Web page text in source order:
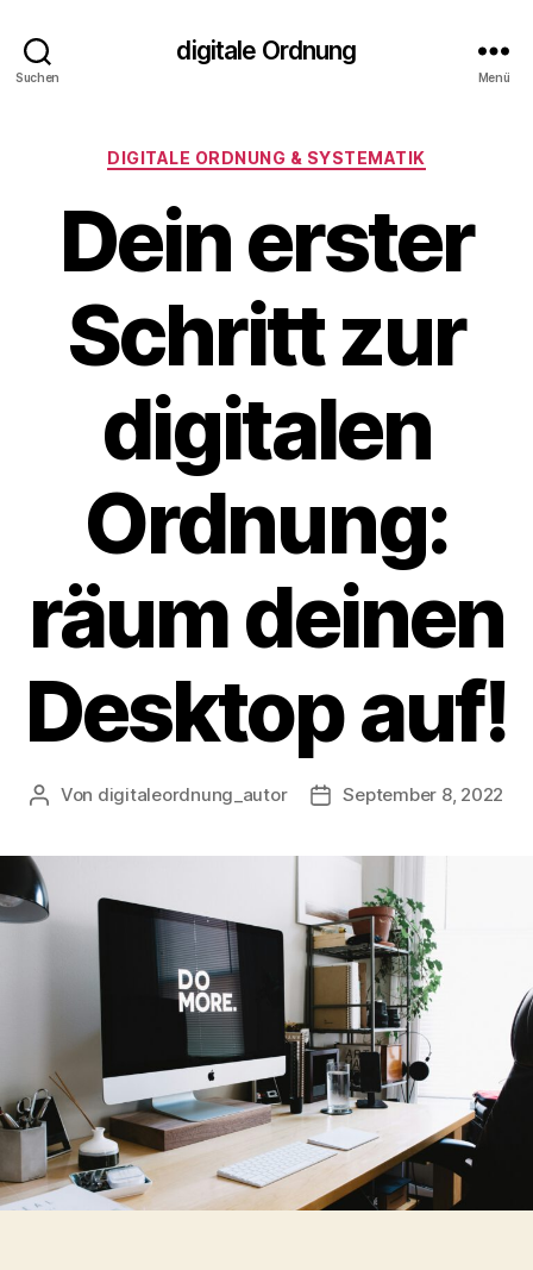
Suchen
digitale Ordnung
Menü
Kategorien
DIGITALE ORDNUNG & SYSTEMATIK
Dein erster
Schritt zur
digitalen
Ordnung:
räum deinen
Desktop auf!
Beitragsautor
Von digitaleordnung_autor Veröffentlichungsdatum
September 8, 2022